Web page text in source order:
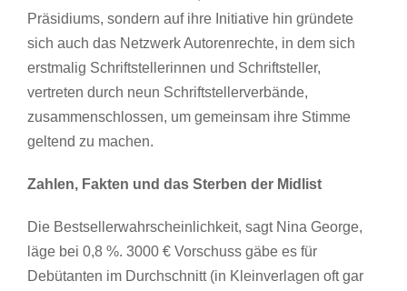
Präsidiums, sondern auf ihre Initiative hin gründete
sich auch das Netzwerk Autorenrechte, in dem sich
erstmalig Schriftstellerinnen und Schriftsteller,
vertreten durch neun Schriftstellerverbände,
zusammenschlossen, um gemeinsam ihre Stimme
geltend zu machen.
Zahlen, Fakten und das Sterben der Midlist
Die Bestsellerwahrscheinlichkeit, sagt Nina George,
läge bei 0,8 %. 3000 € Vorschuss gäbe es für
Debütanten im Durchschnitt (in Kleinverlagen oft gar